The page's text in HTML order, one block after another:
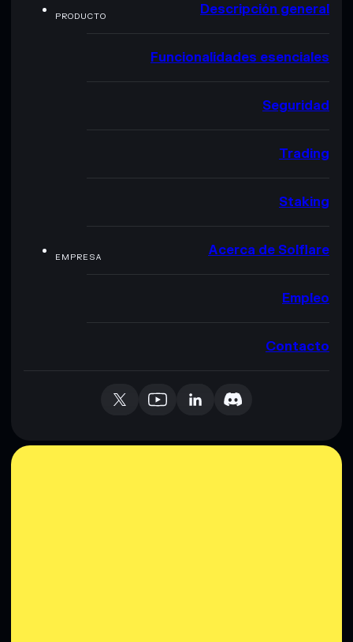
PRODUCTO Descripción general
Funcionalidades esenciales
Seguridad
Trading
Staking
EMPRESA Acerca de Solflare
Empleo
Contacto